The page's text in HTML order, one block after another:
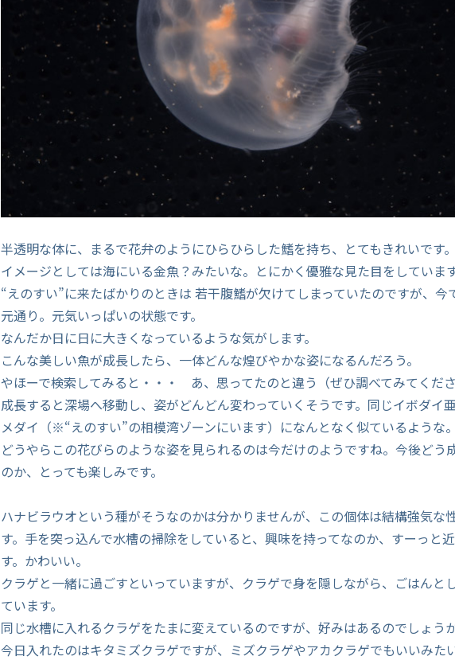
半透明な体に、まるで花弁のようにひらひらした鰭を持ち、とてもきれいです。
イメージとしては海にいる金魚？みたいな。とにかく優雅な見た目をしています
“えのすい”に来たばかりのときは 若干腹鰭が欠けてしまっていたのですが、今
元通り。元気いっぱいの状態です。
なんだか日に日に大きくなっているような気がします。
こんな美しい魚が成長したら、一体どんな煌びやかな姿になるんだろう。
やほーで検索してみると・・・ あ、思ってたのと違う（ぜひ調べてみてくださ
成長すると深場へ移動し、姿がどんどん変わっていくそうです。同じイボダイ
メダイ（※“えのすい”の相模湾ゾーンにいます）になんとなく似ているような。
どうやらこの花びらのような姿を見られるのは今だけのようですね。今後どう
のか、とっても楽しみです。
ハナビラウオという種がそうなのかは分かりませんが、この個体は結構強気な
す。手を突っ込んで水槽の掃除をしていると、興味を持ってなのか、すーっと
す。かわいい。
クラゲと一緒に過ごすといっていますが、クラゲで身を隠しながら、ごはんと
ています。
同じ水槽に入れるクラゲをたまに変えているのですが、好みはあるのでしょうか
今日入れたのはキタミズクラゲですが、ミズクラゲやアカクラゲでもいいみたい